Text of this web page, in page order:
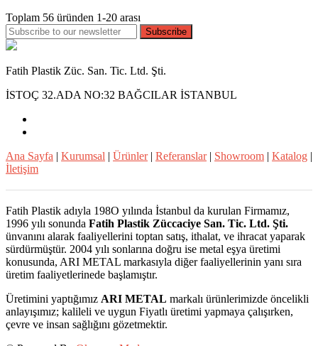
Toplam 56 üründen 1-20 arası
Subscribe
Fatih Plastik Züc. San. Tic. Ltd. Şti.
İSTOÇ 32.ADA NO:32 BAĞCILAR İSTANBUL
Ana Sayfa | Kurumsal | Ürünler| Referanslar| Showroom | Katalog |
İletişim
Fatih Plastik adıyla 198O yılında İstanbul da kurulan Firmamız,
1996 yılı sonunda Fatih Plastik Züccaciye San. Tic. Ltd. Şti.
ünvanını alarak faaliyellerini toptan satış, ithalat, ve ihracat yaparak
sürdürmüştür. 2004 yılı sonlarına doğru ise metal eşya üretimi
konusunda, ARI METAL markasıyla diğer faaliyellerinin yanı sıra
üretim faaliyetlerinede başlamıştır.
Üretimini yaptığımız ARI METAL markalı ürünlerimizde öncelikli
anlayışımız; kalileli ve uygun Fiyatlı üretimi yapmaya çalışırken,
çevre ve insan sağlığını gözetmektir.